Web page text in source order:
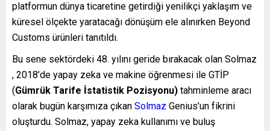
platformun dünya ticaretine getirdiği yenilikçi yaklaşım ve
küresel ölçekte yaratacağı dönüşüm ele alınırken Beyond
Customs ürünleri tanıtıldı.
Bu sene sektördeki 48. yılını geride bırakacak olan Solmaz
, 2018’de yapay zeka ve makine öğrenmesi ile GTİP
(Gümrük Tarife İstatistik Pozisyonu) tahminleme aracı
olarak bugün karşımıza çıkan Solmaz Genius’un fikrini
oluşturdu. Solmaz, yapay zeka kullanımı ve buluş